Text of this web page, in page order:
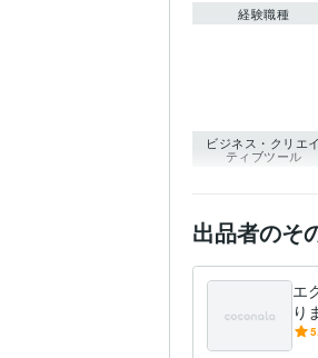
経験職種
ビジネス・クリエイ
ティブツール
出品者のそ
エ
り
で